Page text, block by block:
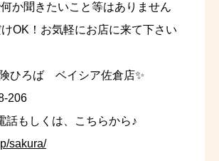
か聞きたいこと等はありません
OK！お気軽にお店に来て下さい
ひろば ベイシア佐倉店✨
206
話もしくは、こちらから♪
sakura/